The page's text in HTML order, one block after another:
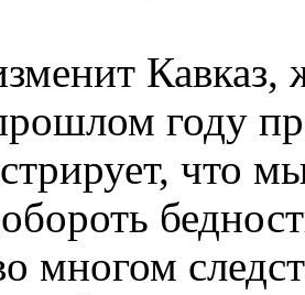
Кавказ,
году
что
многом